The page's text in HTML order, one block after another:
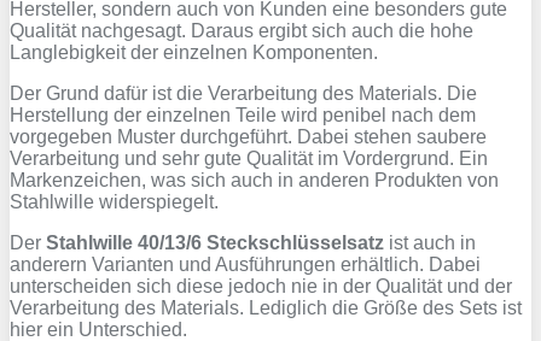
Hersteller, sondern auch von Kunden eine besonders gute
Qualität nachgesagt. Daraus ergibt sich auch die hohe
Langlebigkeit der einzelnen Komponenten.
Der Grund dafür ist die Verarbeitung des Materials. Die
Herstellung der einzelnen Teile wird penibel nach dem
vorgegeben Muster durchgeführt. Dabei stehen saubere
Verarbeitung und sehr gute Qualität im Vordergrund. Ein
Markenzeichen, was sich auch in anderen Produkten von
Stahlwille widerspiegelt.
Der Stahlwille 40/13/6 Steckschlüsselsatz ist auch in
anderern Varianten und Ausführungen erhältlich. Dabei
unterscheiden sich diese jedoch nie in der Qualität und der
Verarbeitung des Materials. Lediglich die Größe des Sets ist
hier ein Unterschied.